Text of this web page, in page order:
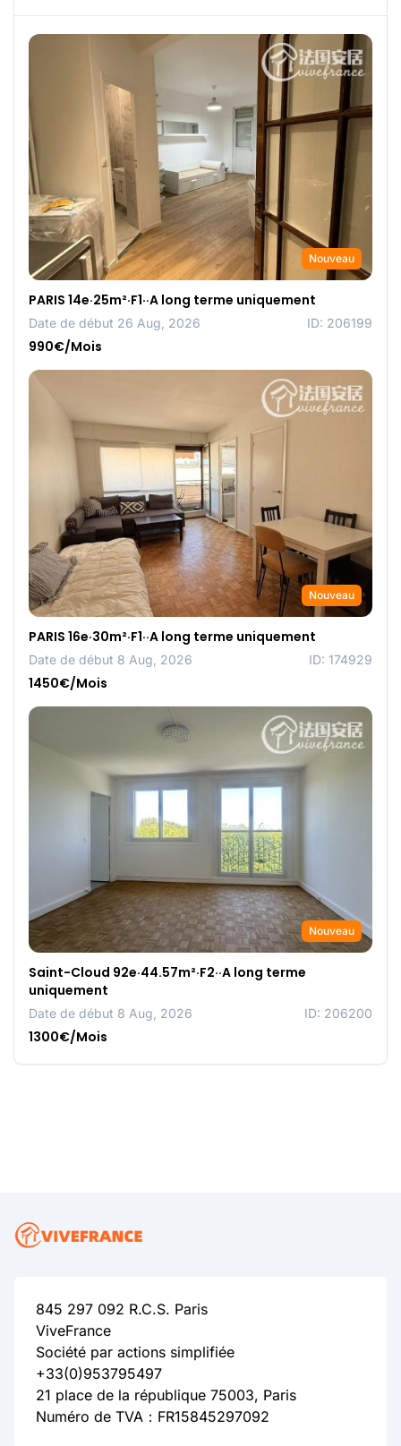
Nouveau
PARIS 14e·25m²·F1··A long terme uniquement
Date de début 26 Aug, 2026 ID: 206199
990€/Mois
Nouveau
PARIS 16e·30m²·F1··A long terme uniquement
Date de début 8 Aug, 2026 ID: 174929
1450€/Mois
Nouveau
Saint-Cloud 92e·44.57m²·F2··A long terme
uniquement
Date de début 8 Aug, 2026 ID: 206200
1300€/Mois
845 297 092 R.C.S. Paris
ViveFrance
Société par actions simplifiée
+33(0)953795497
21 place de la république 75003, Paris
Numéro de TVA：FR15845297092